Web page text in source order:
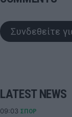
Συνδεθείτε
LATEST NEWS
09:03 ΣΠΟΡ